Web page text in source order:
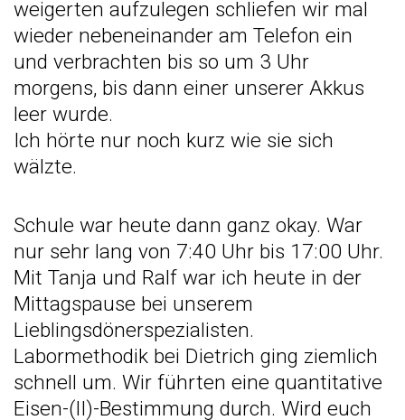
weigerten aufzulegen schliefen wir mal
wieder nebeneinander am Telefon ein
und verbrachten bis so um 3 Uhr
morgens, bis dann einer unserer Akkus
leer wurde.
Ich hörte nur noch kurz wie sie sich
wälzte.
Schule war heute dann ganz okay. War
nur sehr lang von 7:40 Uhr bis 17:00 Uhr.
Mit Tanja und Ralf war ich heute in der
Mittagspause bei unserem
Lieblingsdönerspezialisten.
Labormethodik bei Dietrich ging ziemlich
schnell um. Wir führten eine quantitative
Eisen-(II)-Bestimmung durch. Wird euch